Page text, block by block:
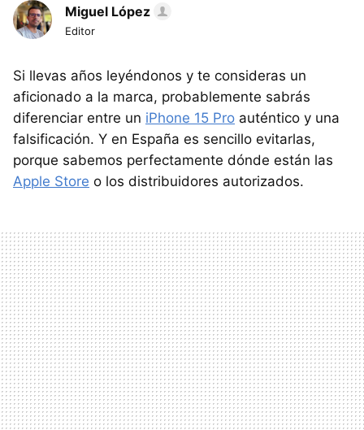
Miguel López
Editor
Si llevas años leyéndonos y te consideras un
aficionado a la marca, probablemente sabrás
diferenciar entre un iPhone 15 Pro auténtico y una
falsificación. Y en España es sencillo evitarlas,
porque sabemos perfectamente dónde están las
Apple Store o los distribuidores autorizados.